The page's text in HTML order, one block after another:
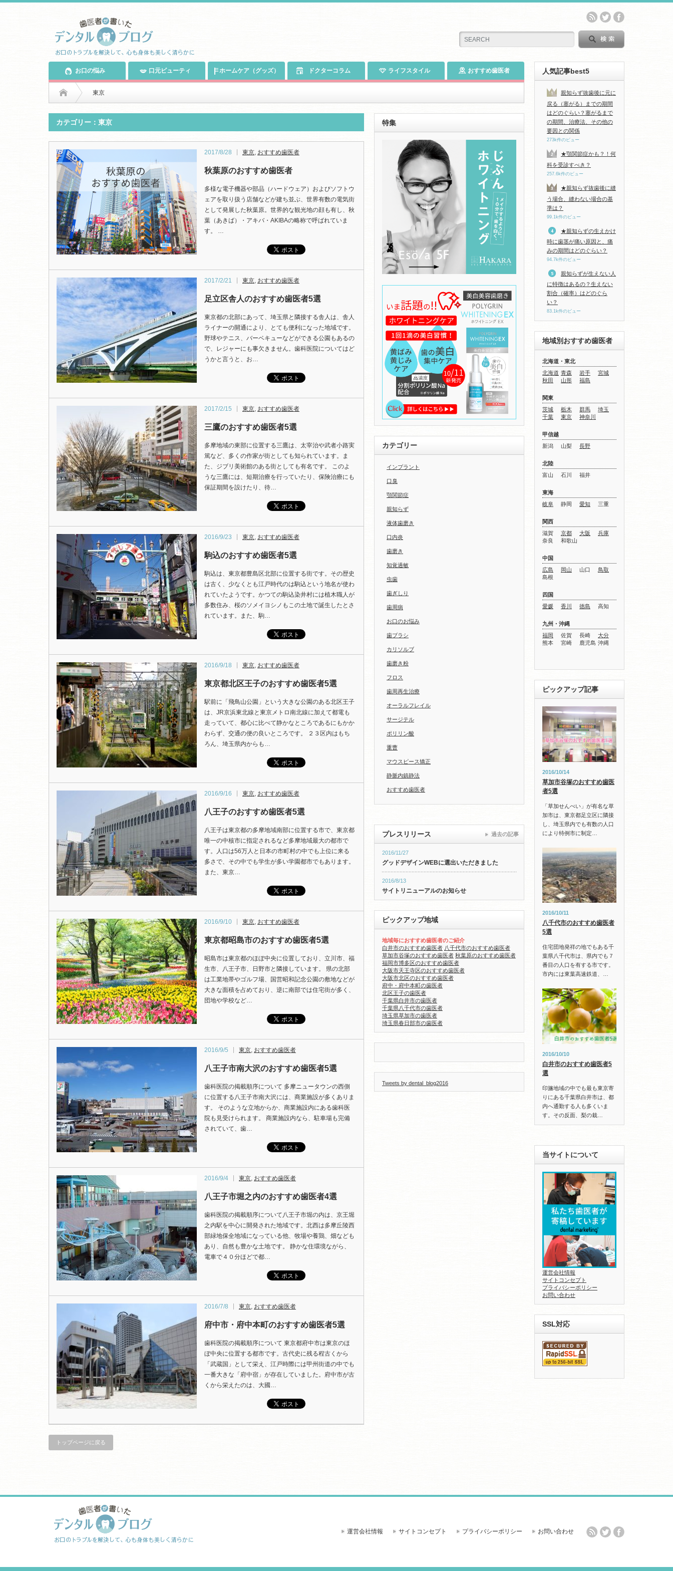
お口の悩み 口元ビューティ ホームケア（グッズ） ドクターコラム ライフスタイル おすすめ歯医者
東京
カテゴリー：東京
2017/8/28 東京, おすすめ歯医者
秋葉原のおすすめ歯医者
多様な電子機器や部品（ハードウェア）およびソフトウ
ェアを取り扱う店舗などが建ち並ぶ、世界有数の電気街
として発展した秋葉原。世界的な観光地の顔も有し、秋
葉（あきば）・アキバ・AKIBAの略称で呼ばれていま
す。 …
2017/2/21 東京, おすすめ歯医者
足立区舎人のおすすめ歯医者5選
東京都の北部にあって、埼玉県と隣接する舎人は、舎人
ライナーの開通により、とても便利になった地域です。
野球やテニス、バーベキューなどができる公園もあるの
で、レジャーにも事欠きません。歯科医院についてはど
うかと言うと、お…
2017/2/15 東京, おすすめ歯医者
三鷹のおすすめ歯医者5選
多摩地域の東部に位置する三鷹は、太宰治や武者小路実
篤など、多くの作家が街としても知られています。ま
た、ジブリ美術館のある街としても有名です。 このよ
うな三鷹には、短期治療を行っていたり、保険治療にも
保証期間を設けたり、待…
2016/9/23 東京, おすすめ歯医者
駒込のおすすめ歯医者5選
駒込は、東京都豊島区北部に位置する街です。その歴史
は古く、少なくとも江戸時代のは駒込という地名が使わ
れていたようです。かつての駒込染井村には植木職人が
多数住み、桜のソメイヨシノもこの土地で誕生したとさ
れています。また、駒…
2016/9/18 東京, おすすめ歯医者
東京都北区王子のおすすめ歯医者5選
駅前に「飛鳥山公園」という大きな公園のある北区王子
は、JR京浜東北線と東京メトロ南北線に加えて都電も
走っていて、都心に比べて静かなところであるにもかか
わらず、交通の便の良いところです。 ２３区内はもち
ろん、埼玉県内からも…
2016/9/16 東京, おすすめ歯医者
八王子のおすすめ歯医者5選
八王子は東京都の多摩地域南部に位置する市で、東京都
唯一の中核市に指定されるなど多摩地域最大の都市で
す。人口は56万人と日本の市町村の中でも上位に来る
多さで、その中でも学生が多い学園都市でもあります。
また、東京…
2016/9/10 東京, おすすめ歯医者
東京都昭島市のおすすめ歯医者5選
昭島市は東京都のほぼ中央に位置しており、立川市、福
生市、八王子市、日野市と隣接しています。 県の北部
は工業地帯やゴルフ場、国営昭和記念公園の敷地などが
大きな面積を占めており、逆に南部では住宅街が多く、
団地や学校など…
2016/9/5 東京, おすすめ歯医者
八王子市南大沢のおすすめ歯医者5選
歯科医院の掲載順序について 多摩ニュータウンの西側
に位置する八王子市南大沢には、商業施設が多くありま
す。 そのような立地からか、商業施設内にある歯科医
院も見受けられます。 商業施設内なら、駐車場も完備
されていて、歯…
2016/9/4 東京, おすすめ歯医者
八王子市堀之内のおすすめ歯医者4選
歯科医院の掲載順序について八王子市堀の内は、京王堀
之内駅を中心に開発された地域です。北西は多摩丘陵西
部緑地保全地域になっている他、牧場や養鶏、畑なども
あり、自然も豊かな土地です。 静かな住環境ながら、
電車で４０分ほどで都…
2016/7/8 東京, おすすめ歯医者
府中市・府中本町のおすすめ歯医者5選
歯科医院の掲載順序について 東京都府中市は東京のほ
ぼ中央に位置する都市です。古代史に残る程古くから
「武蔵国」として栄え、江戸時際には甲州街道の中でも
一番大きな「府中宿」が存在していました。府中市が古
くから栄えたのは、大國…
トップページに戻る
特集
カテゴリー
インプラント
口臭
顎関節症
親知らず
液体歯磨き
口内炎
歯磨き
知覚過敏
虫歯
歯ぎしり
歯周病
お口のお悩み
歯ブラシ
カリソルブ
歯磨き粉
フロス
歯周再生治療
オーラルフレイル
サージテル
ポリリン酸
重曹
マウスピース矯正
静脈内鎮静法
おすすめ歯医者
プレスリリース
2016/11/27
グッドデザインWEBに選出いただきました
2016/8/13
サイトリニューアルのお知らせ
過去の記事
ピックアップ地域
地域毎におすすめ歯医者のご紹介
白井市のおすすめ歯医者 八千代市のおすすめ歯医者
草加市谷塚のおすすめ歯医者 秋葉原のおすすめ歯医者
福岡市博多区のおすすめ歯医者
大阪市天王寺区のおすすめ歯医者
大阪市北区のおすすめ歯医者
府中・府中本町の歯医者
北区王子の歯医者
千葉県白井市の歯医者
千葉県八千代市の歯医者
埼玉県草加市の歯医者
埼玉県春日部市の歯医者
Tweets by dental_blog2016
人気記事best5
親知らず抜歯後に元に
戻る（塞がる）までの期間
はどのぐらい？塞がるまで
の期間、治療法、その他の
要因との関係
273k件のビュー
★顎関節症かも？！何
科を受診すべき？
257.6k件のビュー
★親知らず抜歯後に縫
う場合、縫わない場合の基
準は？
99.1k件のビュー
★親知らずの生えかけ
時に歯茎が痛い原因と、痛
みの期間はどのぐらい？
94.7k件のビュー
親知らずが生えない人
に特徴はあるの？生えない
割合（確率）はどのぐら
い？
83.1k件のビュー
地域別おすすめ歯医者
北海道・東北
北海道 青森 岩手
宮城
秋田
山形 福島
関東
茨城
栃木 群馬
埼玉
千葉
東京 神奈川
甲信越
新潟
山梨 長野
北陸
富山
石川 福井
東海
岐阜
静岡 愛知 三重
関西
滋賀
京都 大阪
兵庫
奈良
和歌山
中国
広島
岡山 山口
鳥取
島根
四国
愛媛
香川 徳島 高知
九州・沖縄
福岡
佐賀 長崎
大分
熊本
宮崎 鹿児島 沖縄
ピックアップ記事
2016/10/14
草加市谷塚のおすすめ歯医
者5選
「草加せんべい」が有名な草
加市は、東京都足立区に隣接
し、埼玉県内でも有数の人口
により特例市に制定…
2016/10/11
八千代市のおすすめ歯医者
5選
住宅団地発祥の地でもある千
葉県八千代市は、県内でも７
番目の人口を有する市です。
市内には東葉高速鉄道、…
2016/10/10
白井市のおすすめ歯医者5
選
印旛地域の中でも最も東京寄
りにある千葉県白井市は、都
内へ通勤する人も多くいま
す。その反面、梨の栽…
当サイトについて
運営会社情報
サイトコンセプト
プライバシーポリシー
お問い合わせ
SSL対応
運営会社情報 サイトコンセプト プライバシーポリシー お問い合わせ